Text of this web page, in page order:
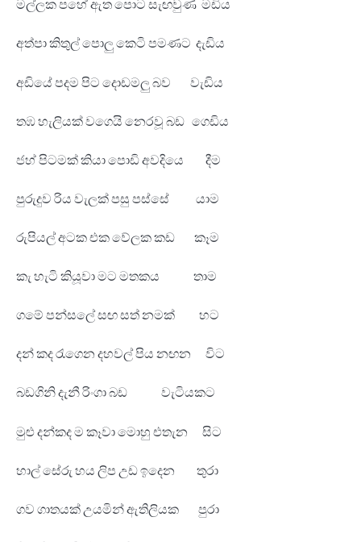
මල්ලක පහේ ඇත පොට සැඟවුණ මඩිය
අත්පා කිතුල් පොලු කෙටි පමණට දැඩිය
අඩියේ පදම පිට දොඩමලු බව වැඩිය
තඹ හැලියක් වගෙයි නෙරවූ බඩ ගෙඩිය
ජහ් පිටමක් කියා පොඩි අවදියෙ දීම
පුරුදුව රිය වැලක් පසු පස්සේ යාම
රුපියල් අටක එක වේලක කඩ කෑම
කැ හැටි කියූවා මට මතකය තාම
ගමේ පන්සලේ සඟ සත් නමක් හට
දන් කද රැගෙන දහවල් පිය නඟන විට
බඩගිනි දැනී රිංගා බඩ වැටියකට
මුළු දන්කද ම කෑවා මොහු එතැන සිට
හාල් සේරු හය ලිප උඩ ඉදෙන තුරා
ගව ගාතයක් උයමින් ඇතිලියක පුරා